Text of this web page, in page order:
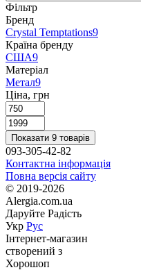
Фільтр
Бренд
Crystal Temptations9
Країна бренду
США9
Матеріал
Метал9
Ціна, грн
Показати 9 товарів
093-305-42-82
Контактна інформація
Повна версія сайту
© 2019-2026
Alergia.com.ua
Даруйте Радість
Укр Рус
Інтернет-магазин
створений з
Хорошоп